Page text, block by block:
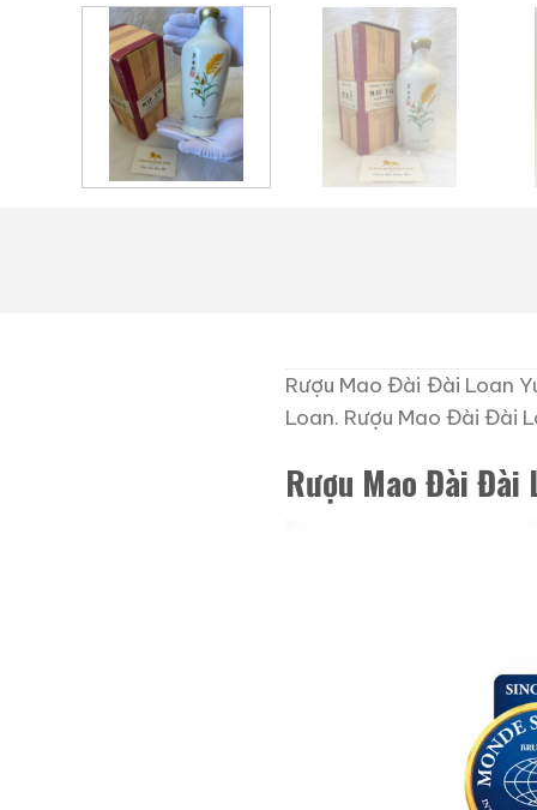
Rượu Mao Đài Đài Loan
Loan. Rượu Mao Đài Đài
Rượu Mao Đài Đài